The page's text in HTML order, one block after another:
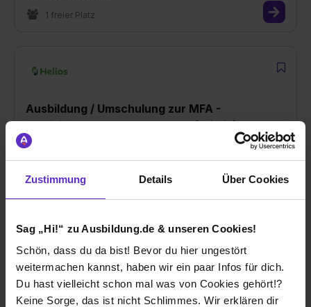
Zustimmung Details Über Cookies
Sag „Hi!“ zu Ausbildung.de & unseren Cookies!
Schön, dass du da bist! Bevor du hier ungestört
weitermachen kannst, haben wir ein paar Infos für dich.
Du hast vielleicht schon mal was von Cookies gehört!?
Keine Sorge, das ist nicht Schlimmes. Wir erklären dir
1 freier Platz
Ausbildung / Umschulung zur MFA -
Medizinische Fachangestellte (m/w/d)
bei